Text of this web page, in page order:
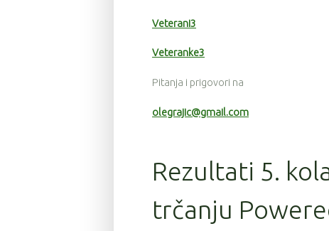
Veterani3
Veteranke3
Pitanja i prigovori na
olegrajic@gmail.com
Rezultati 5.
trčanju